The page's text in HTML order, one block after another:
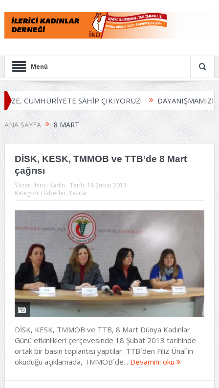
Menü
CUMHURİYETE SAHİP ÇIKIYORUZ! DAYANIŞMAMIZI
ANA SAYFA 8 MART
DİSK, KESK, TMMOB ve TTB’de 8 Mart
çağrısı
Yazar: İlerici Kadın Tarih: 18 Şubat 2013
Kategori: Haberler, Yazılar
DİSK, KESK, TMMOB ve TTB, 8 Mart Dünya Kadınlar
Günü etkinlikleri çerçevesinde 18 Şubat 2013 tarihinde
ortak bir basın toplantısı yaptılar. TTB`den Filiz Ünal`ın
okuduğu açıklamada, TMMOB`de... Devamını oku